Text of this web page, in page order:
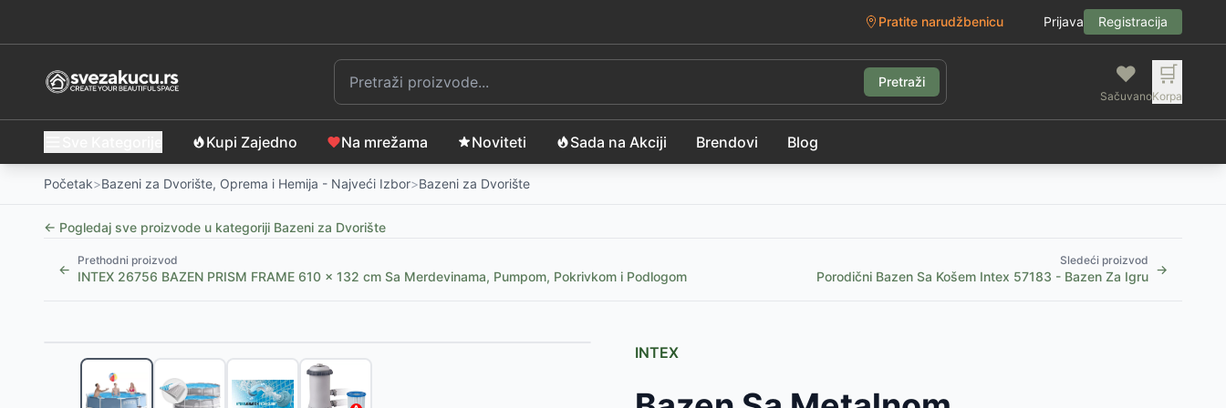
Pratite narudžbenicu Prijava Registracija
Pretraži ❤️
Sačuvano
🛒
Korpa
Kupi Zajedno Na mrežama Noviteti Sada na Akciji Brendovi Blog
Početak>Bazeni za Dvorište, Oprema i Hemija - Najveći Izbor>Bazeni za Dvorište
← Pogledaj sve proizvode u kategoriji Bazeni za Dvorište
←
Prethodni proizvod
INTEX 26756 BAZEN PRISM FRAME 610 x 132 cm Sa Merdevinama, Pumpom, Pokrivkom i Podlogom
Sledeći proizvod
Porodični Bazen Sa Košem Intex 57183 - Bazen Za Igru →
Purlov Sklopivi Bazen za Pse 160x30cm-
SPA naslon za glavu - 24cm x 19cm x 6cm-605
11
INTEX